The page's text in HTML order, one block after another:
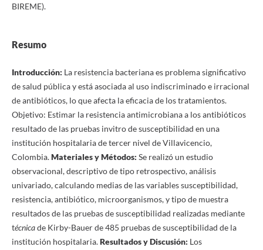
BIREME).
Resumo
Introducción: La resistencia bacteriana es problema significativo
de salud pública y está asociada al uso indiscriminado e irracional
de antibióticos, lo que afecta la eficacia de los tratamientos.
Objetivo: Estimar la resistencia antimicrobiana a los antibióticos
resultado de las pruebas invitro de susceptibilidad en una
institución hospitalaria de tercer nivel de Villavicencio,
Colombia.Materiales y Métodos: Se realizó un estudio
observacional, descriptivo de tipo retrospectivo, análisis
univariado, calculando medias de las variables susceptibilidad,
resistencia, antibiótico, microorganismos, y tipo de muestra
resultados de las pruebas de susceptibilidad realizadas mediante
técnicade Kirby-Bauer de 485 pruebas de susceptibilidad de la
institución hospitalaria.Resultados y Discusión: Los